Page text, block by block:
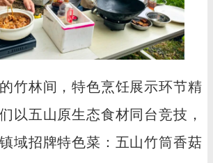
林间，特色烹饪展示环节精
以五山原生态食材同台竞技，
域招牌特色菜：五山竹筒香菇